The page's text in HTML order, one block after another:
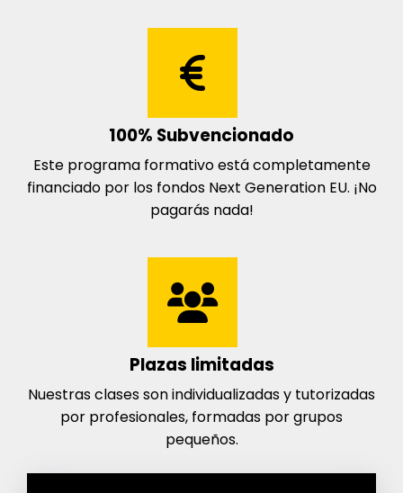
100% Subvencionado
Este programa formativo está completamente
financiado por los fondos Next Generation EU. ¡No
pagarás nada!
Plazas limitadas
Nuestras clases son individualizadas y tutorizadas
por profesionales, formadas por grupos
pequeños.